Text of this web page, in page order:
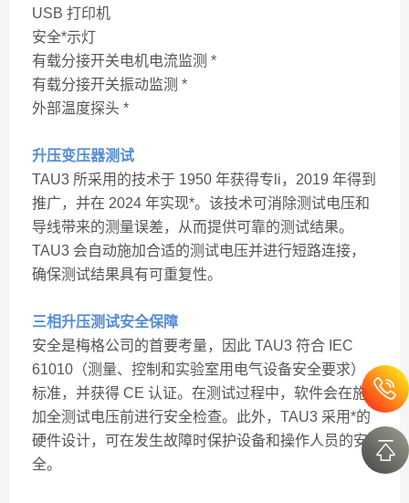
USB 打印机
安全*示灯
有载分接开关电机电流监测 *
有载分接开关振动监测 *
外部温度探头 *
升压变压器测试
TAU3 所采用的技术于 1950 年获得专li，2019 年得到
推广，并在 2024 年实现*。该技术可消除测试电压和
导线带来的测量误差，从而提供可靠的测试结果。
TAU3 会自动施加合适的测试电压并进行短路连接，
确保测试结果具有可重复性。
三相升压测试安全保障
安全是梅格公司的首要考量，因此 TAU3 符合 IEC
61010（测量、控制和实验室用电气设备安全要求）
标准，并获得 CE 认证。在测试过程中，软件会在施
加全测试电压前进行安全检查。此外，TAU3 采用*的
硬件设计，可在发生故障时保护设备和操作人员的安
全。